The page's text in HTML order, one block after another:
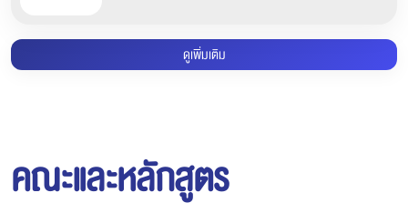
ดูเพิ่มเติม
คณะและหลักสูตร